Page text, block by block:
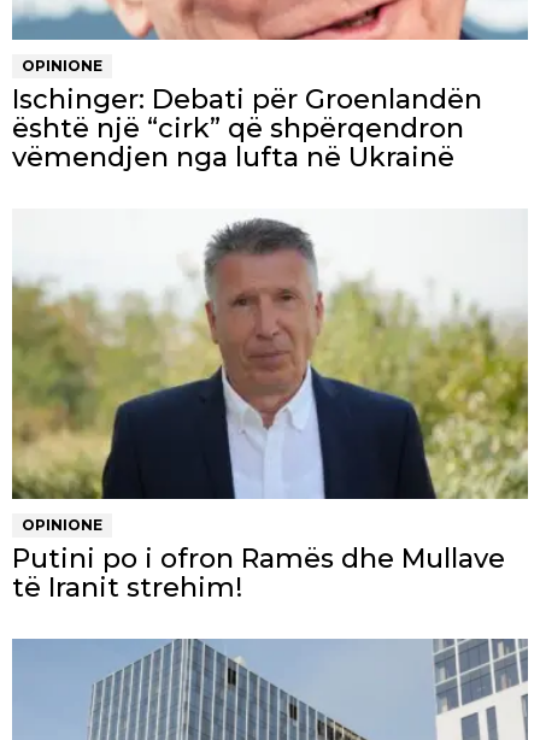
OPINIONE
Ischinger: Debati për Groenlandën
është një “cirk” që shpërqendron
vëmendjen nga lufta në Ukrainë
OPINIONE
Putini po i ofron Ramës dhe Mullave
të Iranit strehim!